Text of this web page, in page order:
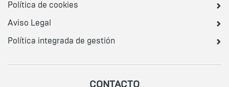
Política de cookies
Aviso Legal
Política integrada de gestión
CONTACTO